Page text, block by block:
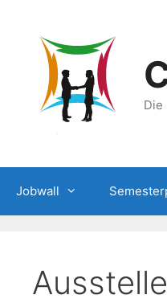
springen
Die
Jobwall